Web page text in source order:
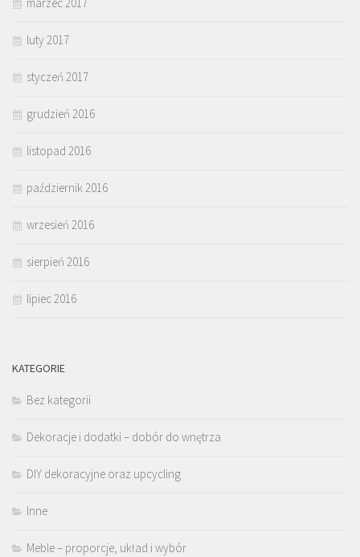
luty 2017
styczeń 2017
grudzień 2016
listopad 2016
październik 2016
wrzesień 2016
sierpień 2016
lipiec 2016
KATEGORIE
Bez kategorii
Dekoracje i dodatki – dobór do wnętrza
DIY dekoracyjne oraz upcycling
Inne
Meble – proporcje, układ i wybór